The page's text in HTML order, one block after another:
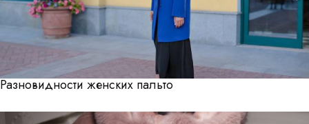
Разновидности женских пальто